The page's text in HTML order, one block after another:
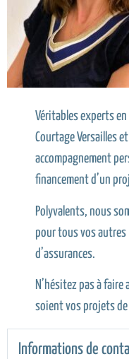
Véritables experts en
Courtage Versailles
accompagnement
financement d’un
Polyvalents, nous
pour tous vos
d’assurances.
N’hésitez pas à faire
soient vos projets de
Informations de